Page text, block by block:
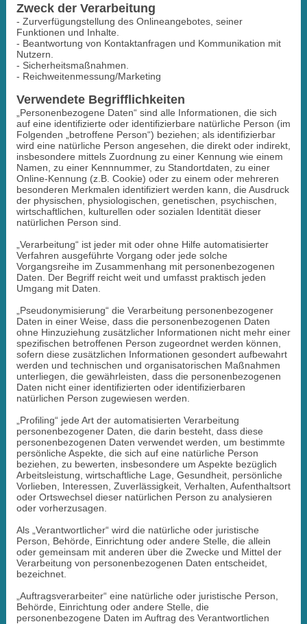
Zweck der Verarbeitung
- Zurverfügungstellung des Onlineangebotes, seiner
Funktionen und Inhalte.
- Beantwortung von Kontaktanfragen und Kommunikation mit
Nutzern.
- Sicherheitsmaßnahmen.
- Reichweitenmessung/Marketing
Verwendete Begrifflichkeiten
„Personenbezogene Daten“ sind alle Informationen, die sich
auf eine identifizierte oder identifizierbare natürliche Person (im
Folgenden „betroffene Person“) beziehen; als identifizierbar
wird eine natürliche Person angesehen, die direkt oder indirekt,
insbesondere mittels Zuordnung zu einer Kennung wie einem
Namen, zu einer Kennnummer, zu Standortdaten, zu einer
Online-Kennung (z.B. Cookie) oder zu einem oder mehreren
besonderen Merkmalen identifiziert werden kann, die Ausdruck
der physischen, physiologischen, genetischen, psychischen,
wirtschaftlichen, kulturellen oder sozialen Identität dieser
natürlichen Person sind.
„Verarbeitung“ ist jeder mit oder ohne Hilfe automatisierter
Verfahren ausgeführte Vorgang oder jede solche
Vorgangsreihe im Zusammenhang mit personenbezogenen
Daten. Der Begriff reicht weit und umfasst praktisch jeden
Umgang mit Daten.
„Pseudonymisierung“ die Verarbeitung personenbezogener
Daten in einer Weise, dass die personenbezogenen Daten
ohne Hinzuziehung zusätzlicher Informationen nicht mehr einer
spezifischen betroffenen Person zugeordnet werden können,
sofern diese zusätzlichen Informationen gesondert aufbewahrt
werden und technischen und organisatorischen Maßnahmen
unterliegen, die gewährleisten, dass die personenbezogenen
Daten nicht einer identifizierten oder identifizierbaren
natürlichen Person zugewiesen werden.
„Profiling“ jede Art der automatisierten Verarbeitung
personenbezogener Daten, die darin besteht, dass diese
personenbezogenen Daten verwendet werden, um bestimmte
persönliche Aspekte, die sich auf eine natürliche Person
beziehen, zu bewerten, insbesondere um Aspekte bezüglich
Arbeitsleistung, wirtschaftliche Lage, Gesundheit, persönliche
Vorlieben, Interessen, Zuverlässigkeit, Verhalten, Aufenthaltsort
oder Ortswechsel dieser natürlichen Person zu analysieren
oder vorherzusagen.
Als „Verantwortlicher“ wird die natürliche oder juristische
Person, Behörde, Einrichtung oder andere Stelle, die allein
oder gemeinsam mit anderen über die Zwecke und Mittel der
Verarbeitung von personenbezogenen Daten entscheidet,
bezeichnet.
„Auftragsverarbeiter“ eine natürliche oder juristische Person,
Behörde, Einrichtung oder andere Stelle, die
personenbezogene Daten im Auftrag des Verantwortlichen